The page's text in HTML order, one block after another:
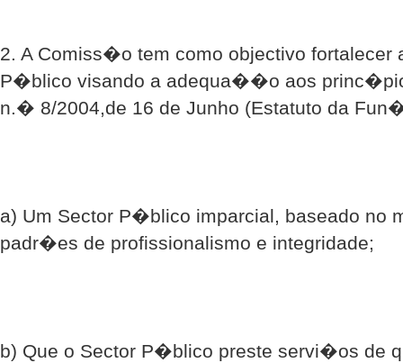
2. A Comiss�o tem como objectivo
P�blico visando a adequa��o aos
n.� 8/2004,de 16 de Junho (Estatuto da
a) Um Sector P�blico imparcial, baseado no
padr�es de profissionalismo e integridade;
b) Que o Sector P�blico preste servi�os de